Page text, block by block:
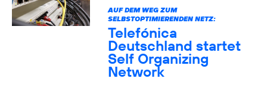
AUF DEM WEG ZUM
SELBSTOPTIMIERENDEN NETZ:
Telefónica
Deutschland startet
Self Organizing
Network